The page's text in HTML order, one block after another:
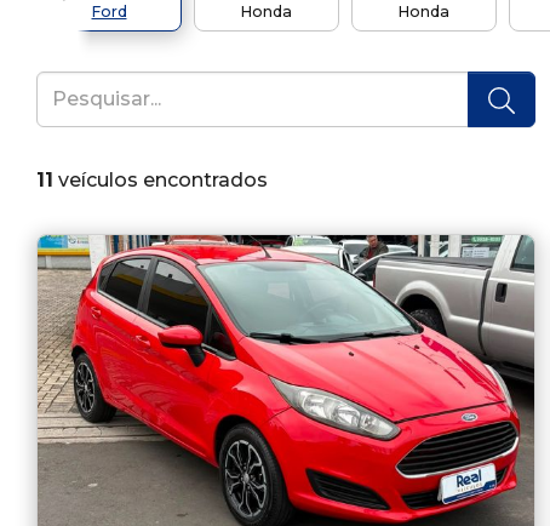
Ford Honda Honda
11 veículos encontrados